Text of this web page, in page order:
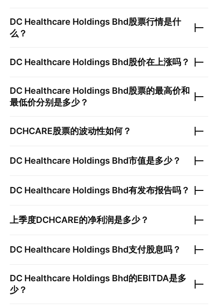
DC Healthcare Holdings Bhd股票行情是什
么？
DC Healthcare Holdings Bhd股价在上涨吗？
DC Healthcare Holdings Bhd股票的最高价和
最低价分别是多少？
DCHCARE股票的波动性如何？
DC Healthcare Holdings Bhd市值是多少？
DC Healthcare Holdings Bhd有发布报告吗？
上季度DCHCARE的净利润是多少？
DC Healthcare Holdings Bhd支付股息吗？
DC Healthcare Holdings Bhd的EBITDA是多
少？